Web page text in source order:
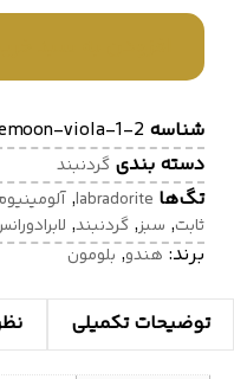
شناسه viola-1-2
دسته بندی گردنبند
تگ‌ها labradorite
,
ثابت, سبز, گردنبند,
برند: هندو, بلومون
توضیحات تکمیلی